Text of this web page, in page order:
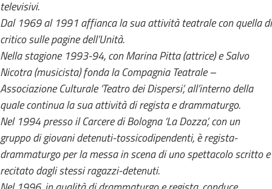
televisivi.
Dal 1969 al 1991 affianca la sua attività teatrale con quella di
critico sulle pagine dell’Unità.
Nella stagione 1993-94, con Marina Pitta (attrice) e Salvo
Nicotra (musicista) fonda la Compagnia Teatrale –
Associazione Culturale ‘Teatro dei Dispersi’, all’interno della
quale continua la sua attività di regista e drammaturgo.
Nel 1994 presso il Carcere di Bologna ‘La Dozza’, con un
gruppo di giovani detenuti-tossicodipendenti, è regista-
drammaturgo per la messa in scena di uno spettacolo scritto e
recitato dagli stessi ragazzi-detenuti.